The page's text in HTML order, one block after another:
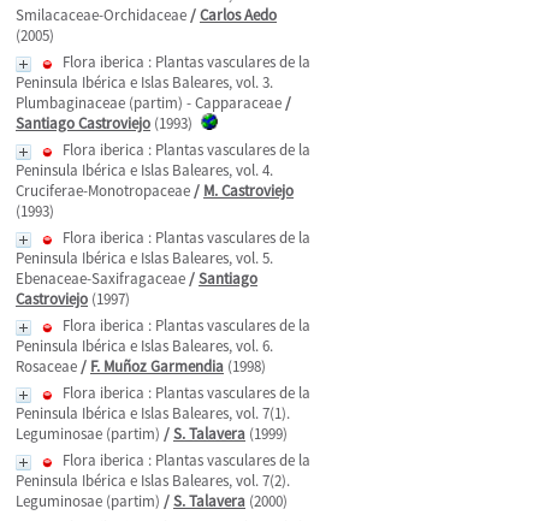
Smilacaceae-Orchidaceae/Carlos Aedo
(2005)
Flora iberica : Plantas vasculares de la
Peninsula Ibérica e Islas Baleares, vol. 3.
Plumbaginaceae (partim) - Capparaceae/
Santiago Castroviejo (1993)
Flora iberica : Plantas vasculares de la
Peninsula Ibérica e Islas Baleares, vol. 4.
Cruciferae-Monotropaceae/ M. Castroviejo
(1993)
Flora iberica : Plantas vasculares de la
Peninsula Ibérica e Islas Baleares, vol. 5.
Ebenaceae-Saxifragaceae/Santiago
Castroviejo (1997)
Flora iberica : Plantas vasculares de la
Peninsula Ibérica e Islas Baleares, vol. 6.
Rosaceae/ F. Muñoz Garmendia (1998)
Flora iberica : Plantas vasculares de la
Peninsula Ibérica e Islas Baleares, vol. 7(1).
Leguminosae (partim) /S. Talavera (1999)
Flora iberica : Plantas vasculares de la
Peninsula Ibérica e Islas Baleares, vol. 7(2).
Leguminosae (partim) /S. Talavera (2000)